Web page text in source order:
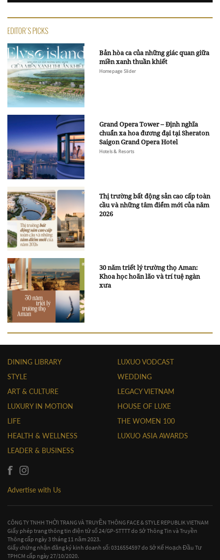
EDITOR'S PICKS
Bản hòa ca của những giác quan giữa
miền xanh thuần khiết
Homepage Slider
Grand Opera Tower – Định nghĩa
chuẩn xa hoa đương đại tại Sheraton
Saigon Grand Opera Hotel
Hotels & Resorts
Thị trường bất động sản cao cấp toàn
cầu và những tâm điểm mới của năm
2026
30 năm triết lý trường thọ Aman:
Khoa học hoãn lão và trí tuệ ngàn
xưa
DINING LIBRARY
STYLE
ART & CULTURE
LUXURY IN MOTION
LIFE
HEALTH & WELLNESS
LEADER & BUSINESS
LUXUO VODCAST
WEDDING
LEGACY VIETNAM
HOUSE OF LUXE
THE WOMEN 100
LUXUO ASIA AWARDS
Advertise with Us
CÔNG TY TNHH THỜI TRANG VÀ TRUYỀN THÔNG FACE & STYLE REPUBLIK VIETNAM
Giấy phép trang thông tin điện tử số 24/GP-STTTT do Sở Thông Tin và Truyền
Thông cấp ngày 3 tháng 11 năm 2023.
Giấy chứng nhận đăng ký kinh doanh số: 0316554597 do Sở Kế Hoạch Đầu Tư
TPHCM cấp ngày 27/10/2020.